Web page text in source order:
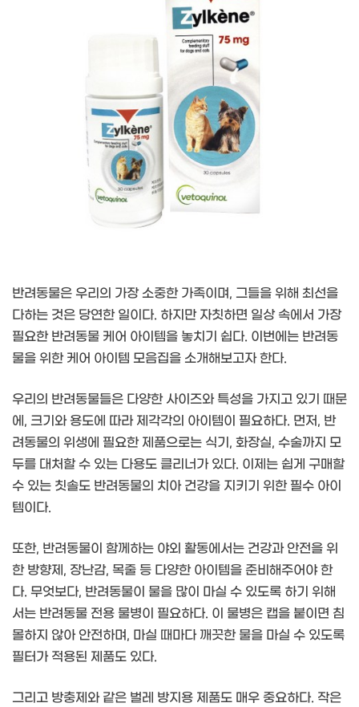
반려동물은 우리의 가장 소중한 가족이며, 그들을 위해 최선을
다하는 것은 당연한 일이다. 하지만 자칫하면 일상 속에서 가장
필요한 반려동물 케어 아이템을 놓치기 쉽다. 이번에는 반려동
물을 위한 케어 아이템 모음집을 소개해보고자 한다.
우리의 반려동물들은 다양한 사이즈와 특성을 가지고 있기 때문
에, 크기와 용도에 따라 제각각의 아이템이 필요하다. 먼저, 반
려동물의 위생에 필요한 제품으로는 식기, 화장실, 수술까지 모
두를 대처할 수 있는 다용도 클리너가 있다. 이제는 쉽게 구매할
수 있는 칫솔도 반려동물의 치아 건강을 지키기 위한 필수 아이
템이다.
또한, 반려동물이 함께하는 야외 활동에서는 건강과 안전을 위
한 방향제, 장난감, 목줄 등 다양한 아이템을 준비해주어야 한
다. 무엇보다, 반려동물이 물을 많이 마실 수 있도록 하기 위해
서는 반려동물 전용 물병이 필요하다. 이 물병은 캡을 붙이면 침
몰하지 않아 안전하며, 마실 때마다 깨끗한 물을 마실 수 있도록
필터가 적용된 제품도 있다.
그리고 방충제와 같은 벌레 방지용 제품도 매우 중요하다. 작은